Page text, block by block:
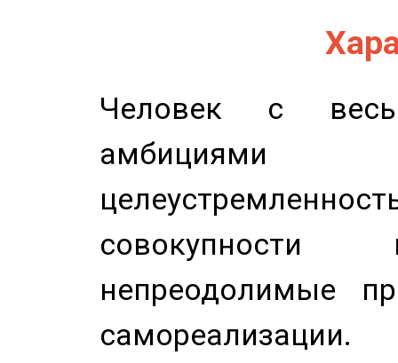
Человек с
непреодолимые
самореализации.